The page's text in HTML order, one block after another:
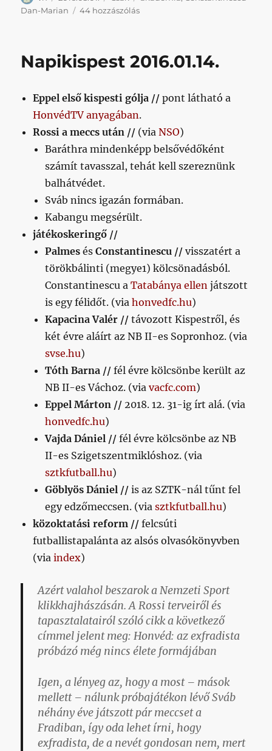
Dan-Marian
44 hozzászólásAkadémistáink
bejegyzéshez
Napikispest 2016.01.14.
Eppel első kispesti gólja //pont látható a
HonvédTV anyagában.
Rossi a meccs után // (viaNSO)
Baráthra mindenképp belsővédőként
számít tavasszal, tehát kell szereznünk
balhátvédet.
Sváb nincs igazán formában.
Kabangu megsérült.
játékoskeringő //
Palmes ésConstantinescu // visszatért a
törökbálinti (megye1) kölcsönadásból.
Constantinescu aTatabánya ellen játszott
is egy félidőt. (viahonvedfc.hu)
Kapacina Valér // távozott Kispestről, és
két évre aláírt az NB II-es Sopronhoz. (via
svse.hu)
Tóth Barna // fél évre kölcsönbe került az
NB II-es Váchoz. (viavacfc.com)
Eppel Márton // 2018. 12. 31-ig írt alá. (via
honvedfc.hu)
Vajda Dániel //fél évre kölcsönbe az NB
II-es Szigetszentmiklóshoz. (via
sztkfutball.hu)
Göblyös Dániel //is az SZTK-nál tűnt fel
egy edzőmeccsen. (viasztkfutball.hu)
közoktatási reform //felcsúti
futballistapalánta az alsós olvasókönyvben
(viaindex)
Azért valahol beszarok a Nemzeti Sport
klikkhajhászásán. A Rossi terveiről és
tapasztalatairól szóló cikk a következő
címmel jelent meg:Honvéd: az exfradista
próbázó még nincs élete formájában
Igen, a lényeg az, hogy a most – mások
mellett – nálunk próbajátékon lévő Sváb
néhány éve játszott pár meccset a
Fradiban, így oda lehet írni, hogy
exfradista, de a nevét gondosan nem, mert